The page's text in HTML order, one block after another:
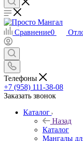
Сравнение0
Телефоны
+7 (958) 111-38-08
Заказать звонок
Каталог
Назад
Каталог
Мангалы